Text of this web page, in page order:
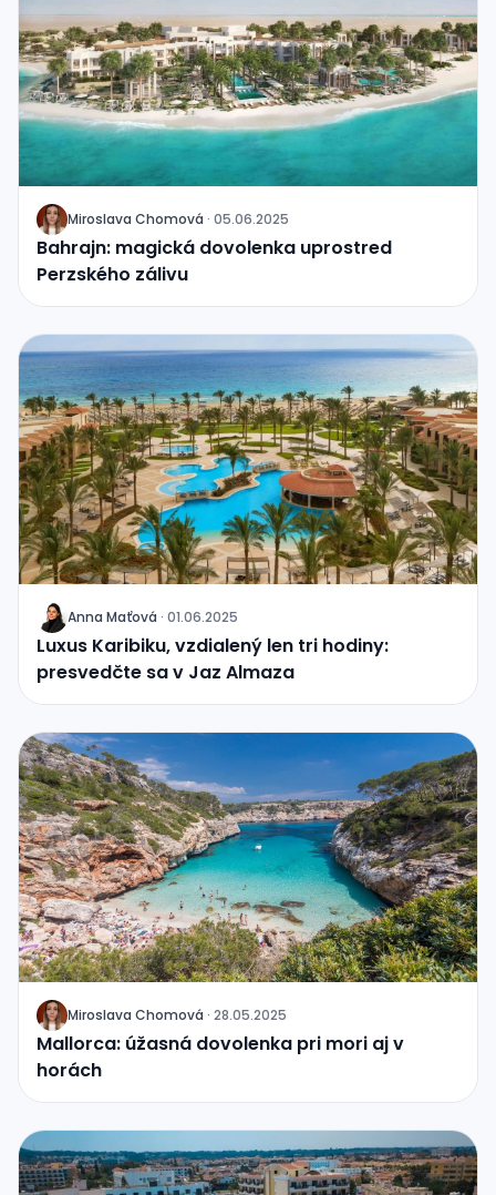
J Miroslava Chomová · 05.06.2025
Bahrajn: magická dovolenka uprostred
Perzského zálivu
J Anna Maťová · 01.06.2025
Luxus Karibiku, vzdialený len tri hodiny:
presvedčte sa v Jaz Almaza
J Miroslava Chomová · 28.05.2025
Mallorca: úžasná dovolenka pri mori aj v
horách